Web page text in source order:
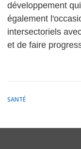
développement
également
intersectoriels
et de faire
SANTÉ